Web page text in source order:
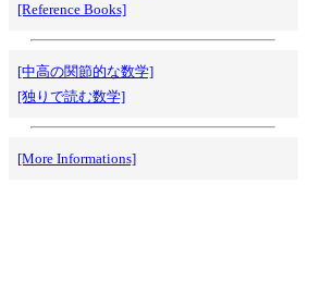
[Reference Books]
[中高の関節的な数学]
[独りで読む数学]
[More Informations]